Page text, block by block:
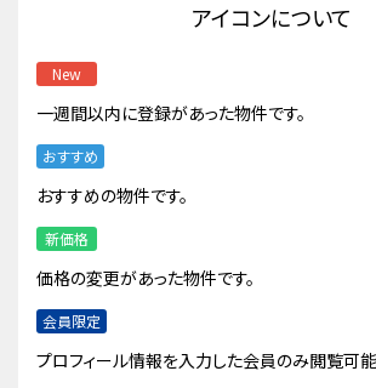
アイコンについて
New
一週間以内に登録があった物件です。
おすすめ
おすすめの物件です。
新価格
価格の変更があった物件です。
会員限定
プロフィール情報を入力した会員のみ閲覧可能